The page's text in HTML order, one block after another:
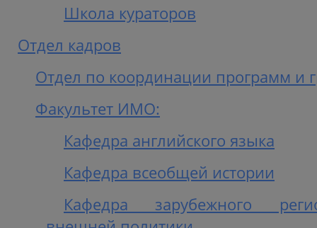
Школа кураторов
Отдел кадров
Отдел по координации программ и
Факультет ИМО:
Кафедра английского языка
Кафедра всеобщей истории
Кафедра зарубежного